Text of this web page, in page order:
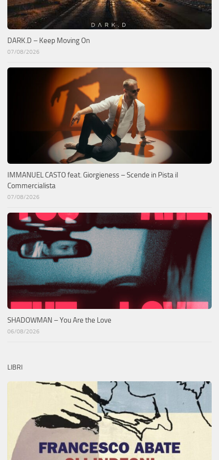
DARK.D – Keep Moving On
07/08/2026
IMMANUEL CASTO feat. Giorgieness – Scende in Pista il
Commercialista
07/08/2026
SHADOWMAN – You Are the Love
06/08/2026
LIBRI